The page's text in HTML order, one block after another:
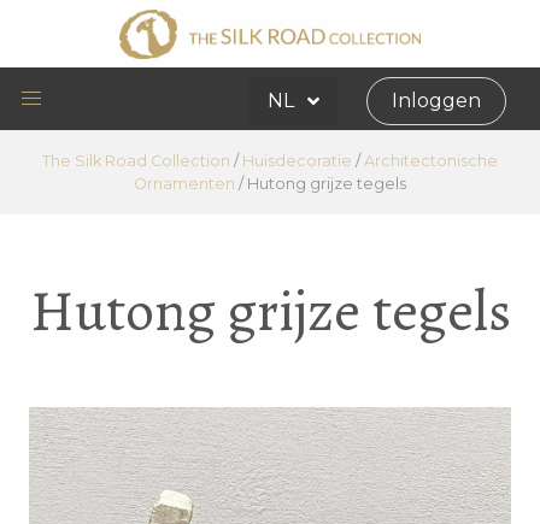
NL Inloggen
The Silk Road Collection / Huisdecoratie / Architectonische
Ornamenten / Hutong grijze tegels
Hutong grijze tegels